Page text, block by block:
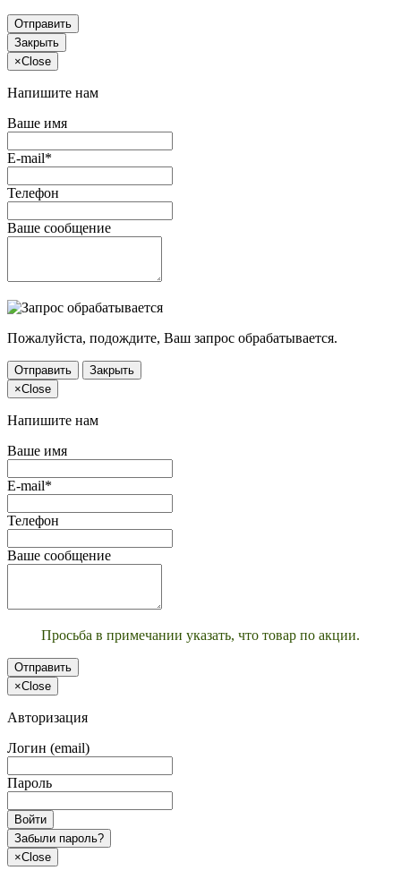
Отправить
Закрыть
×Close
Напишите нам
Ваше имя
E-mail*
Телефон
Ваше сообщение
Пожалуйста, подождите, Ваш запрос обрабатывается.
Отправить
Закрыть
×Close
Напишите нам
Ваше имя
E-mail*
Телефон
Ваше сообщение
Просьба в примечании указать, что товар по акции.
Отправить
×Close
Авторизация
Логин (email)
Пароль
Войти
Забыли пароль?
×Close